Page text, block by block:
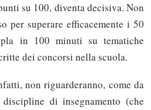
su 100, diventa decisiva. Non
per superare efficacemente i 50
in 100 minuti su tematiche
dei concorsi nella scuola.
non riguarderanno, come da
di insegnamento (che